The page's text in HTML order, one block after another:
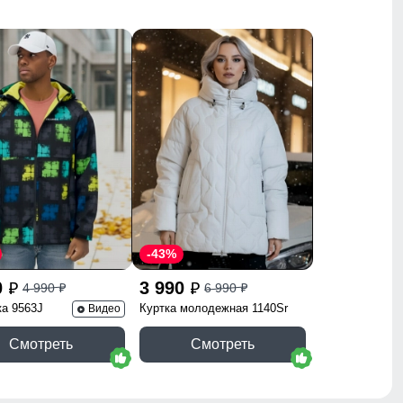
55 x 37 x 5.5 см
0.43 кг
Идеальный выбор для города, прогулок и
p 4 990p
9563J Видео
Смотреть
3 990 p 6 990p
-43%
Куртка молодежная 1140Sr
Смотреть